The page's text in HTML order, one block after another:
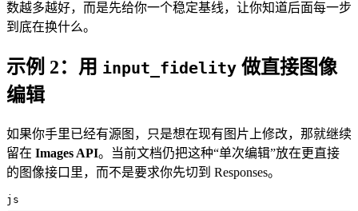
数越多越好，而是先给你一个稳定基线，让你知道后面每一步
到底在换什么。
示例 2：用 input_fidelity 做直接图像
编辑
如果你手里已经有源图，只是想在现有图片上修改，那就继续
留在 Images API。当前文档仍把这种“单次编辑”放在更直接
的图像接口里，而不是要求你先切到 Responses。
js